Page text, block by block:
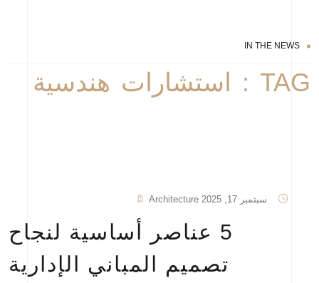
IN THE NEWS
TAG : استشارات هندسية
سبتمبر 17, 2025 Architecture
5 عناصر أساسية لنجاح
تصميم المباني الإدارية